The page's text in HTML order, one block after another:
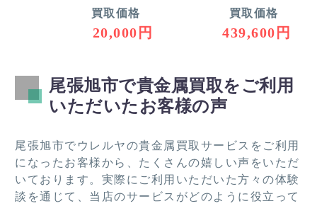
買取価格
20,000円
買取価格
439,600円
尾張旭市で貴金属買取をご利用
いただいたお客様の声
尾張旭市でウレルヤの貴金属買取サービスをご利用
になったお客様から、たくさんの嬉しい声をいただ
いております。実際にご利用いただいた方々の体験
談を通じて、当店のサービスがどのように役立って